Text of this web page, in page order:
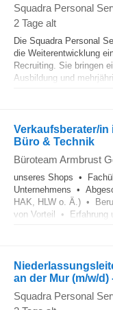
Squadra Personal
2 Tage alt
Die Squadra Personal
die Weiterentwicklung
Recruiting. Sie bringen
Ausbildung und
Verkaufsberater/in
Büro & Technik
Büroteam Armbrust
unseres Shops •
Unternehmens •
HAK, HLW o. Ä.) •
von Vorteil • Erfahrung
an der Mur (m/w/
Squadra Personal